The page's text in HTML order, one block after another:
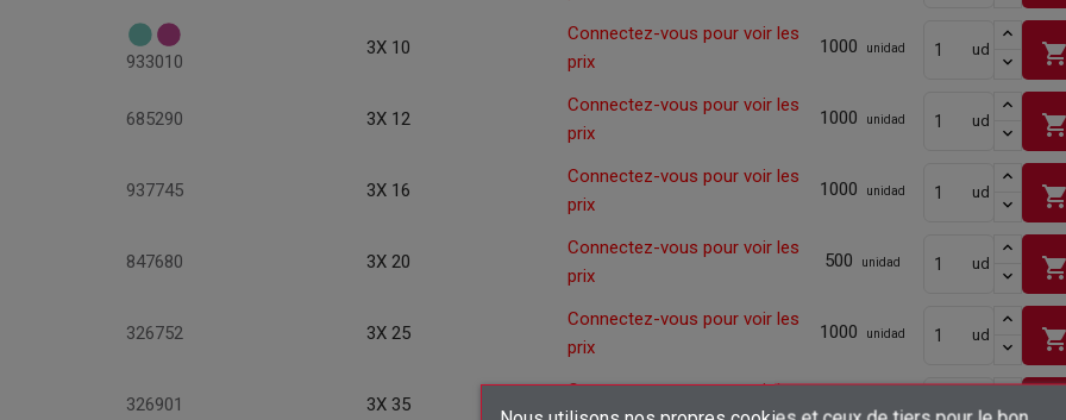
933010
3X 10
Connectez-vous pour voir les
prix
1000 unidad ud shopping_cart
685290 3X 12
Connectez-vous pour voir les
prix
1000 unidad ud shopping_cart
937745 3X 16
Connectez-vous pour voir les
prix
1000 unidad ud shopping_cart
847680 3X 20
Connectez-vous pour voir les
prix
500 unidad ud shopping_cart
326752 3X 25
Connectez-vous pour voir les
prix
1000 unidad ud shopping_cart
326901 3X 35
Connectez-vous pour voir les
ud